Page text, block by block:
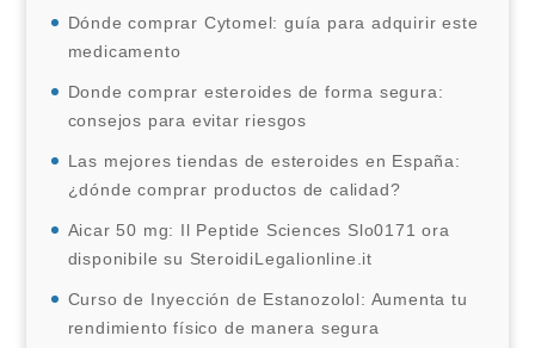
Dónde comprar Cytomel: guía para adquirir este
medicamento
Donde comprar esteroides de forma segura:
consejos para evitar riesgos
Las mejores tiendas de esteroides en España:
¿dónde comprar productos de calidad?
Aicar 50 mg: Il Peptide Sciences Slo0171 ora
disponibile su SteroidiLegalionline.it
Curso de Inyección de Estanozolol: Aumenta tu
rendimiento físico de manera segura